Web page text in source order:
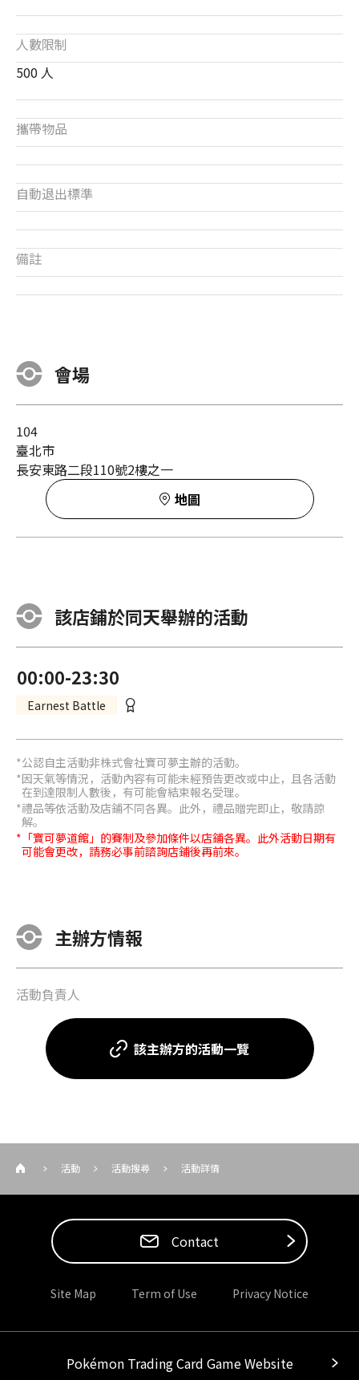
人數限制
500 人
攜帶物品
自動退出標準
備註
會場
104
臺北市
長安東路二段110號2樓之一
地圖
該店鋪於同天舉辦的活動
00:00-23:30
Earnest Battle
公認自主活動非株式會社寶可夢主辦的活動。
因天氣等情況，活動內容有可能未經預告更改或中止，且各活動
在到達限制人數後，有可能會結束報名受理。
禮品等依活動及店鋪不同各異。此外，禮品贈完即止，敬請諒
解。
「寶可夢道館」的賽制及參加條件以店鋪各異。此外活動日期有
可能會更改，請務必事前諮詢店鋪後再前來。
主辦方情報
活動負責人
該主辦方的活動一覽
活動 活動搜尋 活動詳情
Contact
Site Map Term of Use Privacy Notice
Pokémon Trading Card Game Website